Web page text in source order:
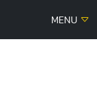
MENU